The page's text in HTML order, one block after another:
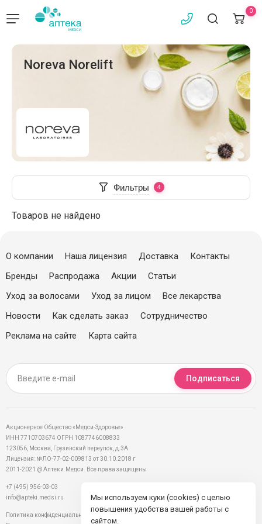
0
Noreva Norelift
Фильтры
Товаров не найдено
О компании Наша лицензия Доставка
Контакты
Бренды
Распродажа Акции
Статьи
Уход за волосами
Уход за лицом
Все лекарства
Новости
Как сделать заказ
Сотрудничество
Реклама на сайте
Карта сайта
Подписаться
Акционерное Общество «Медси-Здоровье»
ИНН 7710703674 ОГРН 1087746008833
123056, Москва, Грузинский переулок, д.3А
Лицензия: №ЛО-77-02-009813 от 30.10.2018 г
2011-2021 @ Аптеки.Медси. Все права защищены
+7 (495) 956-03-03
info@apteki.medsi.ru
Политика конфиденциальности
Мы используем куки (cookies) с целью
повышения удобства вашей работы с
сайтом.